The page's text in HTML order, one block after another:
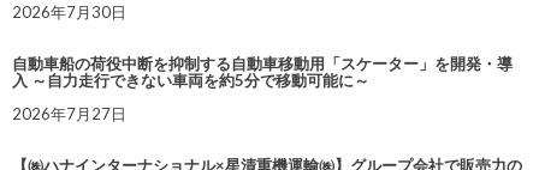
2026年7月30日
自動車船の荷役中断を抑制する自動車移動用「スケーター」を開発・導
入 ～自力走行できない車両を約5分で移動可能に～
2026年7月27日
【㈱ハナインターナショナル×星清重機運輸㈱】グループ会社で販売力の